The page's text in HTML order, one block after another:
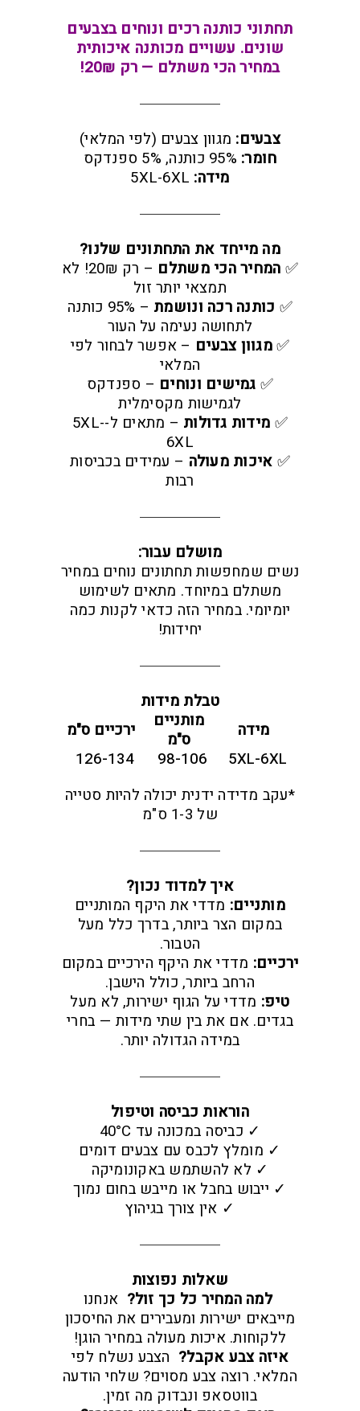
תחתוני כותנה רכים ונוחים בצבעים
שונים. עשויים מכותנה איכותית
במחיר הכי משתלם — רק 20₪!
צבעים: מגוון צבעים (לפי המלאי)
חומר:
מידה:
מה מייחד את התחתונים שלנו?
✅ המחיר הכי משתלם
– רק 20₪! לא
תמצאי יותר זול
✅ כותנה רכה ונושמת
– 95% כותנה
לתחושה נעימה על העור
✅מגוון צבעים – אפשר לבחור לפי
המלאי
✅ גמישים ונוחים – ספנדקס
לגמישות מקסימלית
✅ מידות גדולות
– מתאים ל-5XL-
6XL
✅ איכות מעולה – עמידים בכביסות
רבות
מושלם עבור:
נשים שמחפשות תחתונים נוחים במחיר
משתלם במיוחד. מתאים לשימוש
יומיומי. במחיר הזה כדאי לקנות כמה
יחידות!
טבלת מידות
מידה
מותניים
ס"מ
ירכיים ס"מ
5XL-6XL
98-106
126-134
*עקב מדידה ידנית יכולה להיות סטייה
של 1-3 ס"מ
איך למדוד נכון?
מותניים: מדדי את היקף המותניים
במקום הצר ביותר, בדרך כלל מעל
הטבור.
ירכיים: מדדי את היקף הירכיים במקום
הרחב ביותר, כולל הישבן.
טיפ: מדדי על הגוף ישירות, לא מעל
בגדים. אם את בין שתי מידות — בחרי
במידה הגדולה יותר.
הוראות כביסה וטיפול
✓ כביסה במכונה עד 40°C
✓ מומלץ לכבס עם צבעים דומים
✓ לא להשתמש באקונומיקה
✓ ייבוש בחבל או מייבש בחום נמוך
✓ אין צורך בגיהוץ
שאלות נפוצות
למה המחיר כל כך זול? אנחנו
מייבאים ישירות ומעבירים את החיסכון
ללקוחות. איכות מעולה במחיר הוגן!
איזה צבע אקבל? הצבע נשלח לפי
המלאי. רוצה צבע מסוים? שלחי הודעה
בווטסאפ ונבדוק מה זמין.